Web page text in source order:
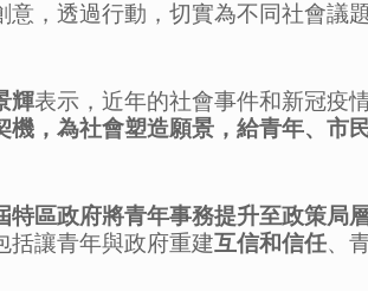
，透過行動，切實為不同社會議
輝表示，近年的社會事件和新冠疫
，為社會塑造願景，給青年、市
特區政府將青年事務提升至政策局
括讓青年與政府重建互信和信任、